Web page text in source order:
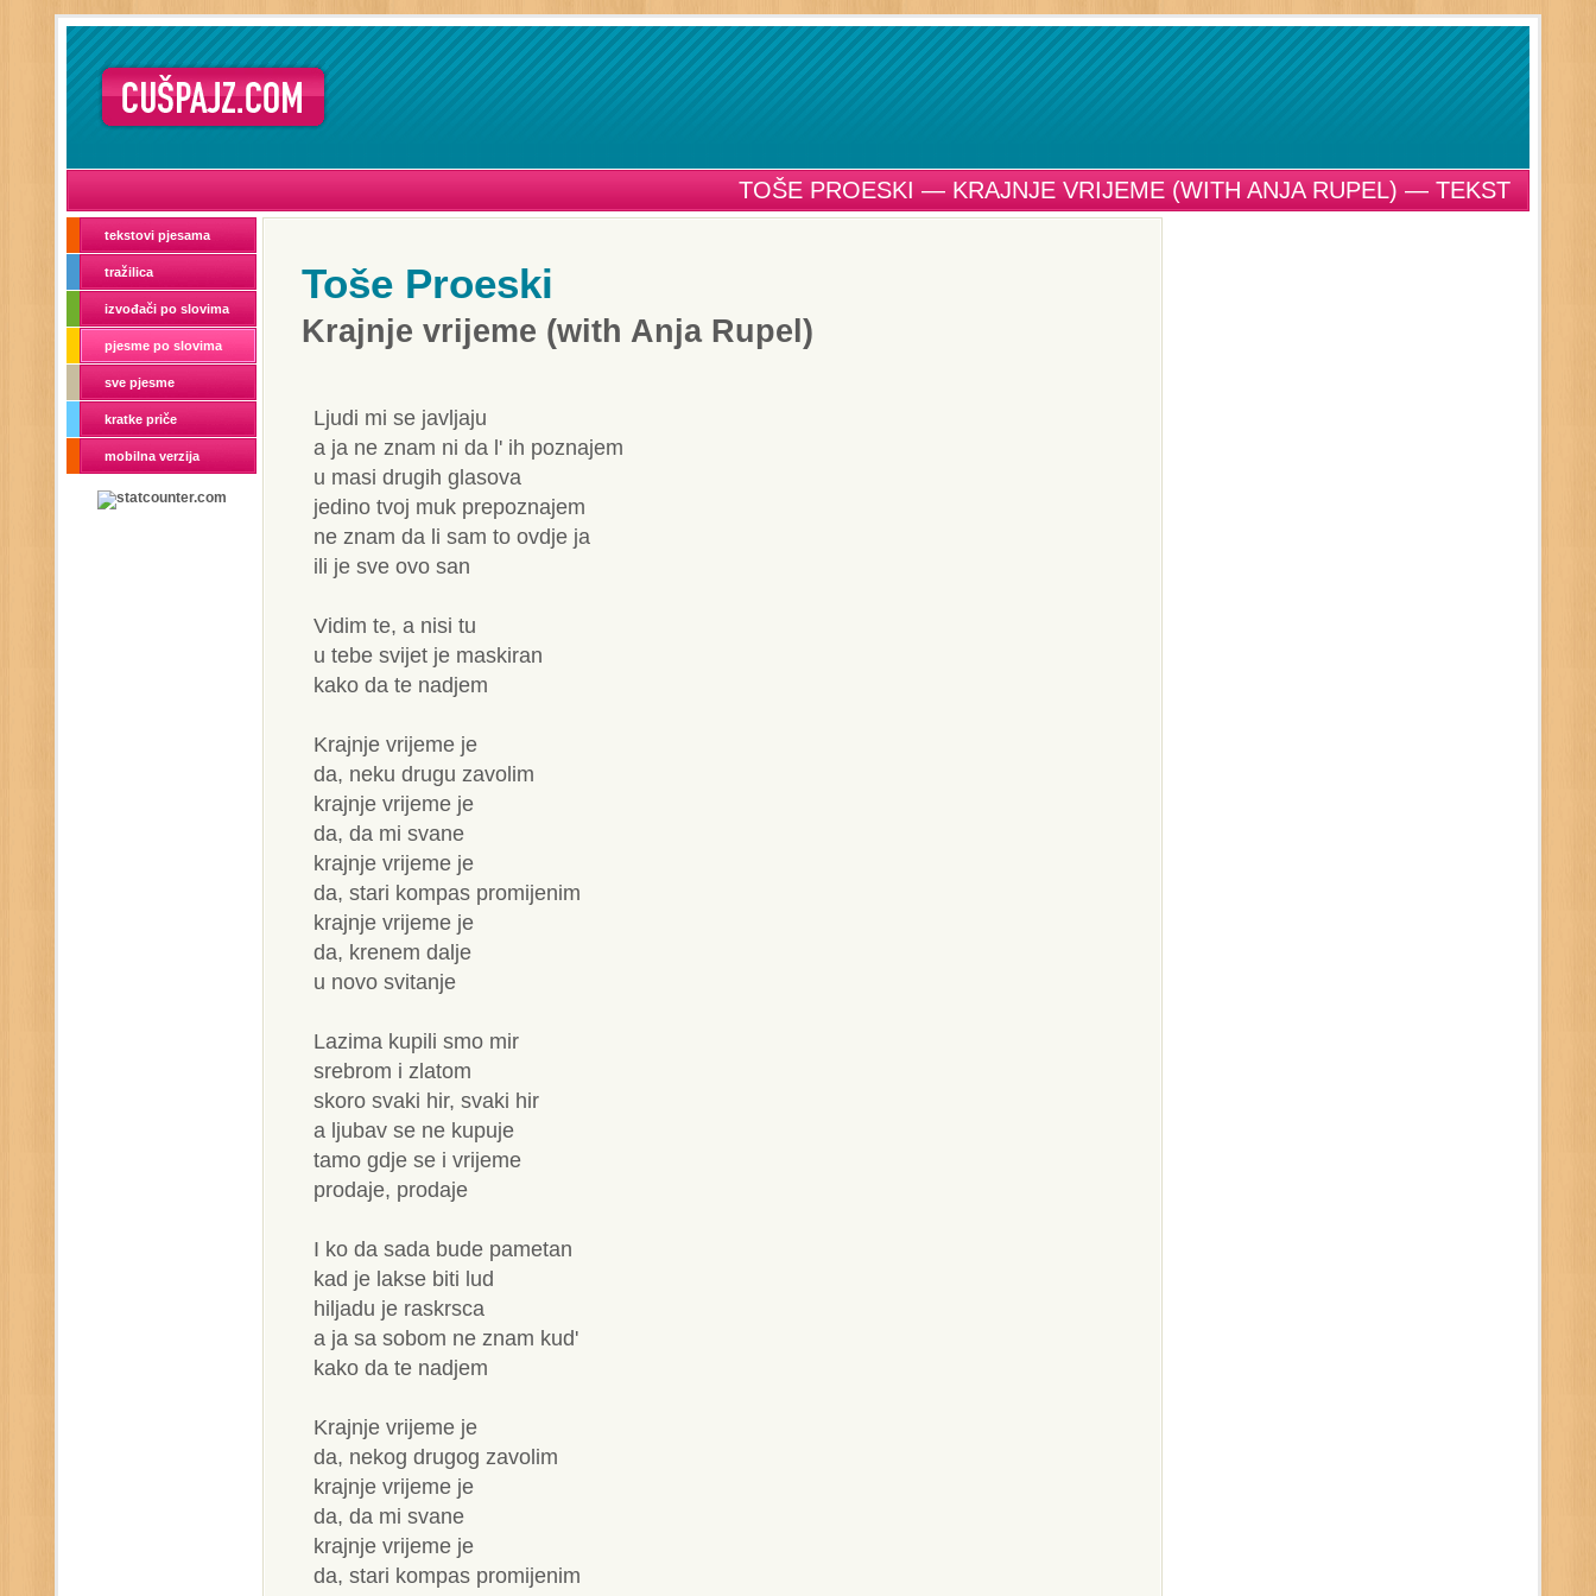
TOŠE PROESKI — KRAJNJE VRIJEME (WITH ANJA RUPEL) — TEKST
tekstovi pjesama
tražilica
izvođači po slovima
pjesme po slovima
sve pjesme
kratke priče
mobilna verzija
Toše Proeski
Krajnje vrijeme (with Anja Rupel)
Ljudi mi se javljaju
a ja ne znam ni da l' ih poznajem
u masi drugih glasova
jedino tvoj muk prepoznajem
ne znam da li sam to ovdje ja
ili je sve ovo san
Vidim te, a nisi tu
u tebe svijet je maskiran
kako da te nadjem
Krajnje vrijeme je
da, neku drugu zavolim
krajnje vrijeme je
da, da mi svane
krajnje vrijeme je
da, stari kompas promijenim
krajnje vrijeme je
da, krenem dalje
u novo svitanje
Lazima kupili smo mir
srebrom i zlatom
skoro svaki hir, svaki hir
a ljubav se ne kupuje
tamo gdje se i vrijeme
prodaje, prodaje
I ko da sada bude pametan
kad je lakse biti lud
hiljadu je raskrsca
a ja sa sobom ne znam kud'
kako da te nadjem
Krajnje vrijeme je
da, nekog drugog zavolim
krajnje vrijeme je
da, da mi svane
krajnje vrijeme je
da, stari kompas promijenim